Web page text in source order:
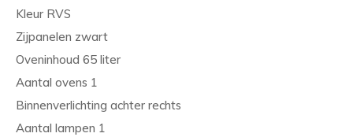
Kleur RVS
Zijpanelen zwart
Oveninhoud 65 liter
Aantal ovens 1
Binnenverlichting achter rechts
Aantal lampen 1